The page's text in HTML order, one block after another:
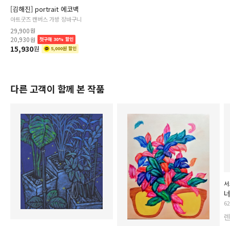
[김해진] portrait 에코백
아트굿즈 캔버스 가방 장바구니
29,900원
20,930원 첫구매 30% 할인
15,930원 5,000원 할인
다른 고객이 함께 본 작품